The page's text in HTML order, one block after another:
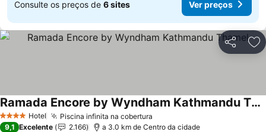
Consulte os preços de 6 sites Ver preços
Partilhar
4 EstrelasHotel Piscina infinita na cobertura
Ramada Encore by Wyndham Kathmandu Thamel
9,1 Excelente 2.166 a 3.0 km de Centro da cidade